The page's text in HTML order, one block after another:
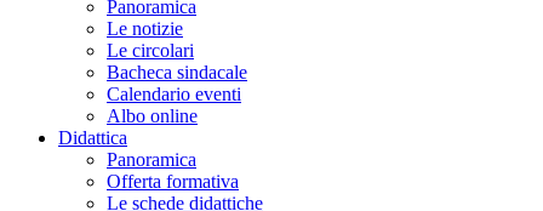
Panoramica
Le notizie
Le circolari
Bacheca sindacale
Calendario eventi
Albo online
Didattica
Panoramica
Offerta formativa
Le schede didattiche